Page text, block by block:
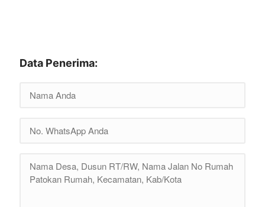
Data Penerima: